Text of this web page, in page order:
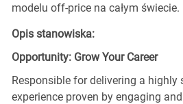
modelu off-price na całym świecie.
Opis stanowiska:
Opportunity: Grow Your Career
Responsible for delivering a highly
experience proven by engaging